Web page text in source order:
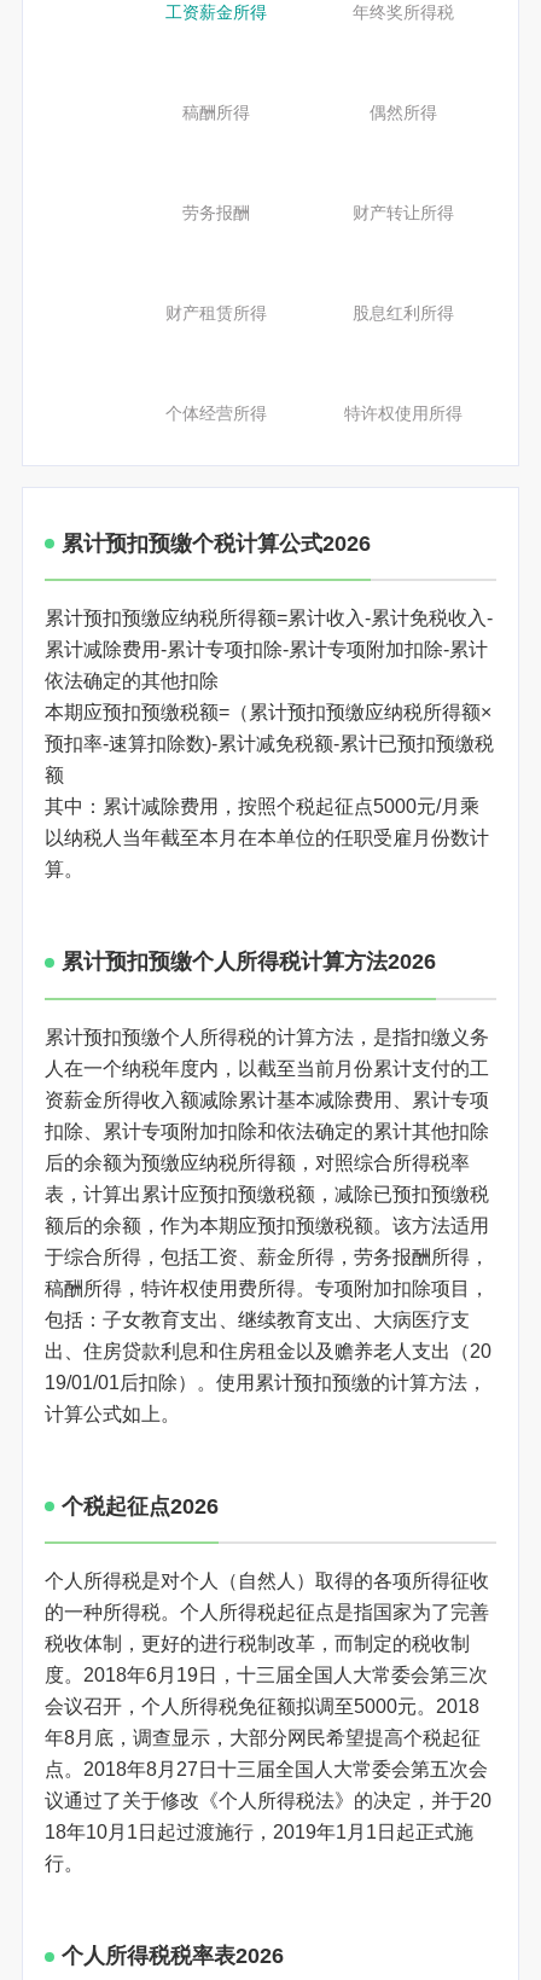
工资薪金所得 年终奖所得税
稿酬所得 偶然所得
劳务报酬 财产转让所得
财产租赁所得 股息红利所得
个体经营所得 特许权使用所得
累计预扣预缴个税计算公式2026
累计预扣预缴应纳税所得额=累计收入-累计免税收入-
累计减除费用-累计专项扣除-累计专项附加扣除-累计
依法确定的其他扣除
本期应预扣预缴税额=（累计预扣预缴应纳税所得额×
预扣率-速算扣除数)-累计减免税额-累计已预扣预缴税
额
其中：累计减除费用，按照个税起征点5000元/月乘
以纳税人当年截至本月在本单位的任职受雇月份数计
算。
累计预扣预缴个人所得税计算方法2026
累计预扣预缴个人所得税的计算方法，是指扣缴义务
人在一个纳税年度内，以截至当前月份累计支付的工
资薪金所得收入额减除累计基本减除费用、累计专项
扣除、累计专项附加扣除和依法确定的累计其他扣除
后的余额为预缴应纳税所得额，对照综合所得税率
表，计算出累计应预扣预缴税额，减除已预扣预缴税
额后的余额，作为本期应预扣预缴税额。该方法适用
于综合所得，包括工资、薪金所得，劳务报酬所得，
稿酬所得，特许权使用费所得。专项附加扣除项目，
包括：子女教育支出、继续教育支出、大病医疗支
出、住房贷款利息和住房租金以及赡养老人支出（20
19/01/01后扣除）。使用累计预扣预缴的计算方法，
计算公式如上。
个税起征点2026
个人所得税是对个人（自然人）取得的各项所得征收
的一种所得税。个人所得税起征点是指国家为了完善
税收体制，更好的进行税制改革，而制定的税收制
度。2018年6月19日，十三届全国人大常委会第三次
会议召开，个人所得税免征额拟调至5000元。2018
年8月底，调查显示，大部分网民希望提高个税起征
点。2018年8月27日十三届全国人大常委会第五次会
议通过了关于修改《个人所得税法》的决定，并于20
18年10月1日起过渡施行，2019年1月1日起正式施
行。
个人所得税税率表2026